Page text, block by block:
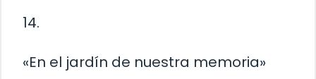
14.
«En el jardín de nuestra memoria»